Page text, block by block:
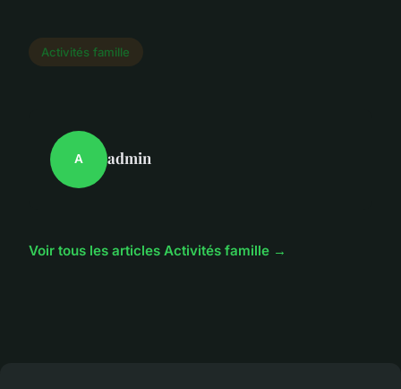
Activités famille
A admin
Voir tous les articles Activités famille →